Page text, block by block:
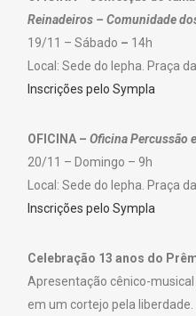
Reinadeiros – Comunidade
19/11 – Sábado – 14h
Local: Sede do Iepha. Praça
Inscrições pelo Sympla
OFICINA – Oficina Percussão
20/11 – Domingo – 9h
Local: Sede do Iepha. Praça
Inscrições pelo Sympla
Celebração 13 anos do
Apresentação cênico-
em um cortejo pela liberdade.